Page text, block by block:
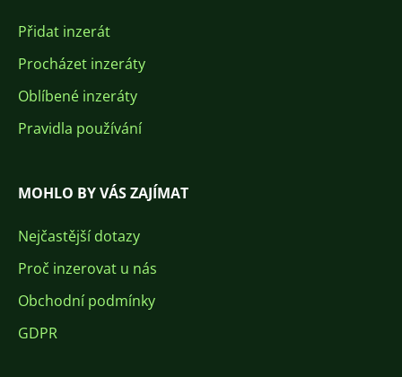
Přidat inzerát
Procházet inzeráty
Oblíbené inzeráty
Pravidla používání
MOHLO BY VÁS ZAJÍMAT
Nejčastější dotazy
Proč inzerovat u nás
Obchodní podmínky
GDPR